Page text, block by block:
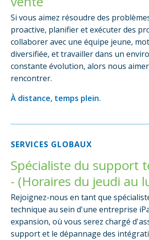
Si vous aimez résoudre des
proactive, planifier et exécuter des
collaborer avec une équipe jeune,
diversifiée, et travailler dans un
constante évolution, alors nous
rencontrer.
À distance, temps plein.
SERVICES GLOBAUX
Spécialiste du support
- (Horaires du jeudi au
Rejoignez-nous en tant que
technique au sein d'une entreprise
expansion, où vous serez chargé
support et le dépannage des